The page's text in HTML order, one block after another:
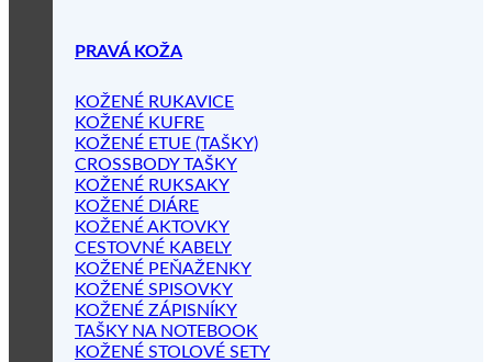
PRAVÁ KOŽA
KOŽENÉ RUKAVICE
KOŽENÉ KUFRE
KOŽENÉ ETUE (TAŠKY)
CROSSBODY TAŠKY
KOŽENÉ RUKSAKY
KOŽENÉ DIÁRE
KOŽENÉ AKTOVKY
CESTOVNÉ KABELY
KOŽENÉ PEŇAŽENKY
KOŽENÉ SPISOVKY
KOŽENÉ ZÁPISNÍKY
TAŠKY NA NOTEBOOK
KOŽENÉ STOLOVÉ SETY